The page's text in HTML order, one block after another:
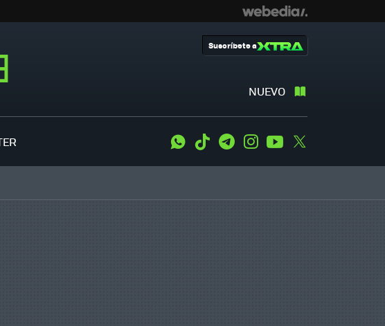
NUEVO
Suscríbete a
WhatsApp
Tiktok TelegramInstagramYoutube